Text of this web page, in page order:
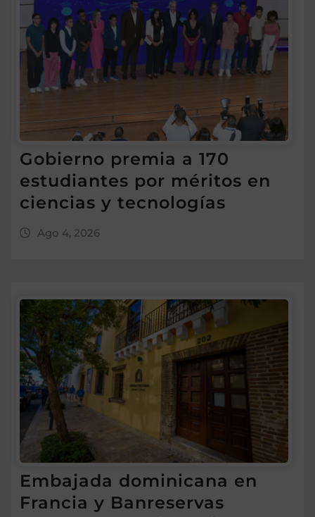
Gobierno premia a 170
estudiantes por méritos en
ciencias y tecnologías
Ago 4, 2026
Embajada dominicana en
Francia y Banreservas